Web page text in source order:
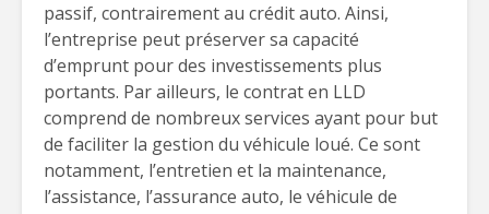
passif, contrairement au crédit auto. Ainsi,
l’entreprise peut préserver sa capacité
d’emprunt pour des investissements plus
portants. Par ailleurs, le contrat en LLD
comprend de nombreux services ayant pour but
de faciliter la gestion du véhicule loué. Ce sont
notamment, l’entretien et la maintenance,
l’assistance, l’assurance auto, le véhicule de